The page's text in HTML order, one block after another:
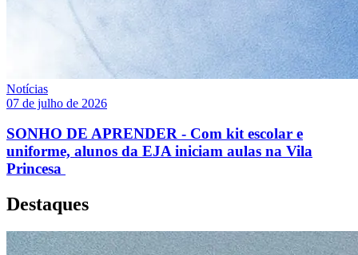
Notícias
07 de julho de 2026
SONHO DE APRENDER - Com kit escolar e
uniforme, alunos da EJA iniciam aulas na Vila
Princesa
Destaques